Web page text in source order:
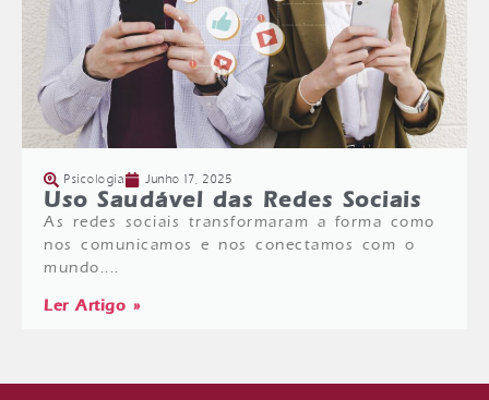
Psicologia Junho 17, 2025
Uso Saudável das Redes Sociais
As redes sociais transformaram a forma como
nos comunicamos e nos conectamos com o
mundo....
Ler Artigo »